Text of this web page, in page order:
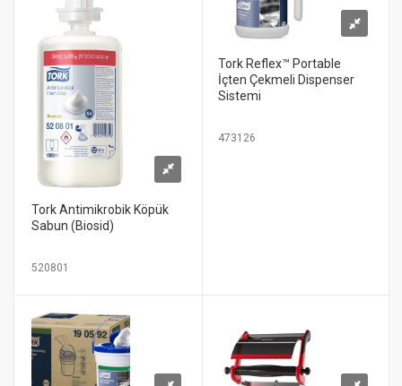
Tork Antimikrobik Köpük
Sabun (Biosid)
520801
Tork Reflex™ Portable
İçten Çekmeli Dispenser
Sistemi
473126